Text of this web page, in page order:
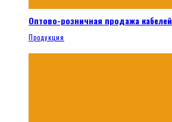
Оптово-розничная продажа кабелей
Продукция